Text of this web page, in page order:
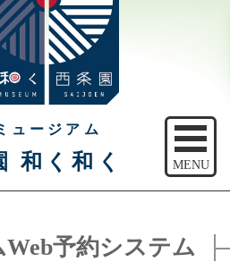
ュージアム
和く和く MENU
ご予約
Web予約システム